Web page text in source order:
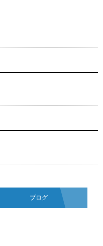
ブログ